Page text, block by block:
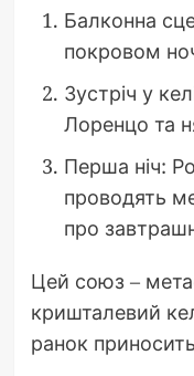
Балконна
покровом
Зустріч у
Лоренцо та
Перша ніч:
проводять
про
Цей союз –
кришталевий
ранок